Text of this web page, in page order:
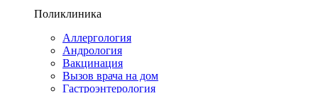
Поликлиника
Аллергология
Андрология
Вакцинация
Вызов врача на дом
Гастроэнтерология